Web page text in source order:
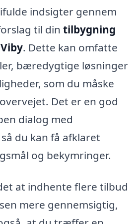
indsigter gennem
til din tilbygning
. Dette kan omfatte
bæredygtige løsninger
som du måske
Det er en god
dialog med
du kan få afklaret
og bekymringer.
at indhente flere tilbud
mere gennemsigtig,